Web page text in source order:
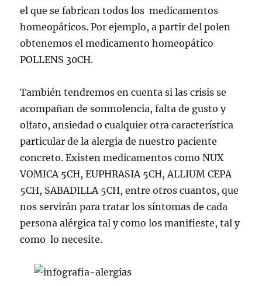
el que se fabrican todos los medicamentos
homeopáticos. Por ejemplo, a partir del polen
obtenemos el medicamento homeopático
POLLENS 30CH.
También tendremos en cuenta si las crisis se
acompañan de somnolencia, falta de gusto y
olfato, ansiedad o cualquier otra característica
particular de la alergia de nuestro paciente
concreto. Existen medicamentos como NUX
VOMICA 5CH, EUPHRASIA 5CH, ALLIUM CEPA
5CH, SABADILLA 5CH, entre otros cuantos, que
nos servirán para tratar los síntomas de cada
persona alérgica tal y como los manifieste, tal y
como lo necesite.